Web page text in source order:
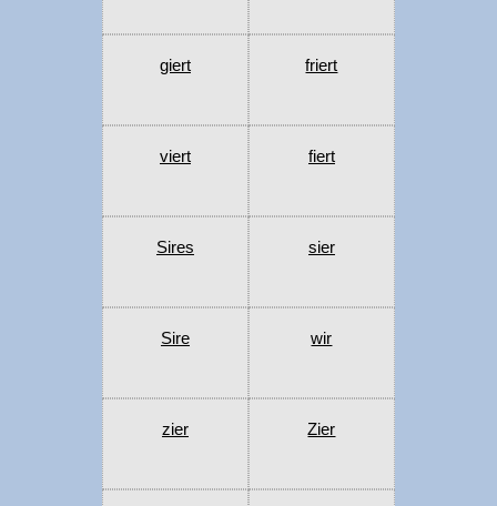
giert friert
viert fiert
Sires sier
Sire wir
zier Zier